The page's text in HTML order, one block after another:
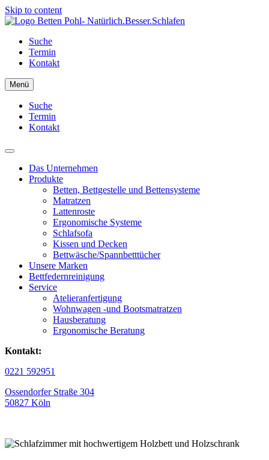
Skip to content
Suche
Termin
Kontakt
Menü
Suche
Termin
Kontakt
Das Unternehmen
Produkte
Betten, Bettgestelle und Bettensysteme
Matratzen
Lattenroste
Ergonomische Systeme
Schlafsofa
Kissen und Decken
Bettwäsche/Spannbetttücher
Unsere Marken
Bettfedernreinigung
Service
Atelieranfertigung
Wohnwagen -und Bootsmatratzen
Hausberatung
Ergonomische Beratung
Kontakt:
0221 592951
Ossendorfer Straße 304
50827 Köln